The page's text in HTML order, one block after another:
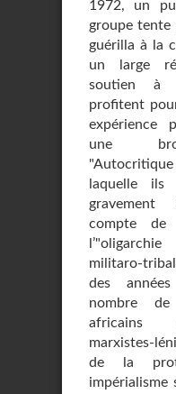
1972, un
groupe tente
guérilla à la
un large
soutien à
profitent
expérience
une
laquelle ils
compte de
militaro-
des
nombre de
africains
marxistes-
de la